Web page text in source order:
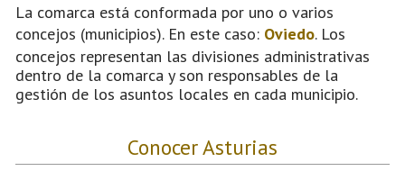
La comarca está conformada por uno o varios
concejos (municipios). En este caso: Oviedo. Los
concejos representan las divisiones administrativas
dentro de la comarca y son responsables de la
gestión de los asuntos locales en cada municipio.
Conocer Asturias